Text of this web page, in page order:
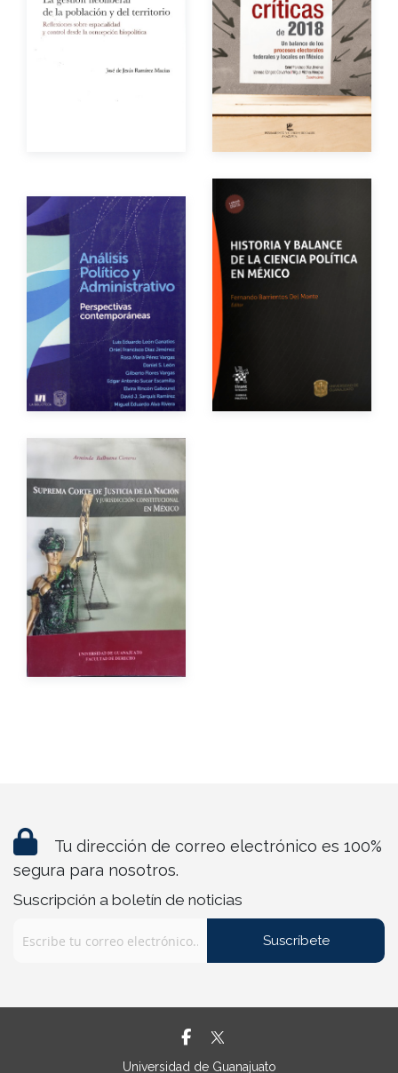
Autor
Año de edición
Impreso $600.00
Autores
Año de edición
Impreso $150.00
Autor
Impreso
Autor
Año de edición
Impreso $250.00
Tu dirección de correo electrónico es 100%
segura para nosotros.
Suscripción a boletín de noticias
Suscríbete
Universidad de Guanajuato